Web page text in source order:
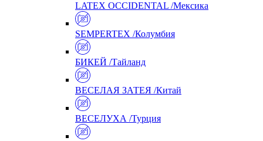
LATEX OCCIDENTAL /Мексика
SEMPERTEX /Колумбия
БИКЕЙ /Тайланд
ВЕСЕЛАЯ ЗАТЕЯ /Китай
ВЕСЕЛУХА /Турция